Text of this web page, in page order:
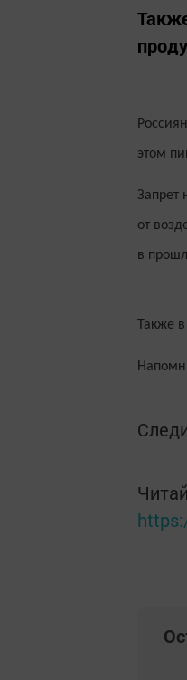
этом
Запрет
от
в
Также